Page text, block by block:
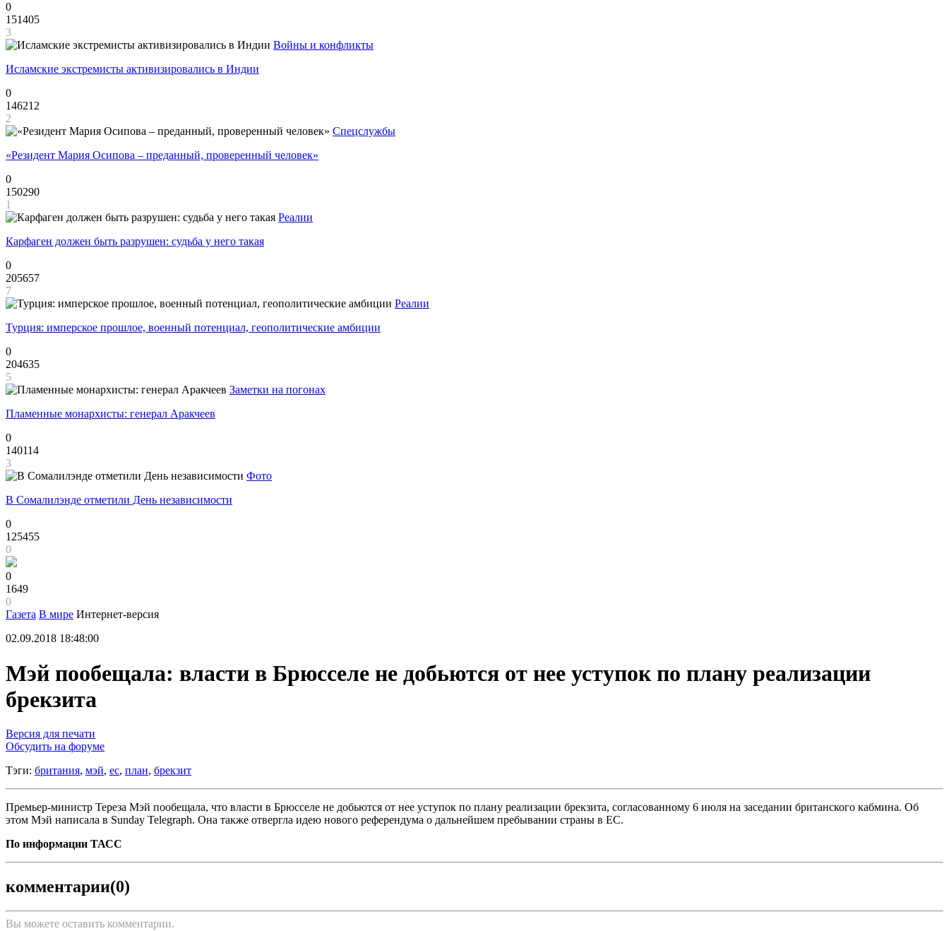
0
151405
3
Войны и конфликты
Исламские экстремисты активизировались в Индии
0
146212
2
Спецслужбы
«Резидент Мария Осипова – преданный, проверенный человек»
0
150290
1
Реалии
Карфаген должен быть разрушен: судьба у него такая
0
205657
7
Реалии
Турция: имперское прошлое, военный потенциал, геополитические амбиции
0
204635
5
Заметки на погонах
Пламенные монархисты: генерал Аракчеев
0
140114
3
Фото
В Сомалилэнде отметили День независимости
0
125455
0
0
1649
0
Газета В мире Интернет-версия
02.09.2018 18:48:00
Мэй пообещала: власти в Брюсселе не добьются от нее уступок по плану реализации
брекзита
Версия для печати
Обсудить на форуме
Тэги: британия, мэй, ес, план, брекзит
Премьер-министр Тереза Мэй пообещала, что власти в Брюсселе не добьются от нее уступок по плану реализации брекзита, согласованному 6 июля на заседании британского кабмина. Об
этом Мэй написала в Sunday Telegraph. Она также отвергла идею нового референдума о дальнейшем пребывании страны в ЕС.
По информации ТАСС
комментарии(0)
Вы можете оставить комментарии.